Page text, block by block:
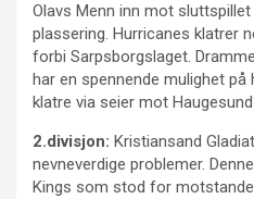
Olavs Menn inn mot
plassering. Hurricanes klatrer
forbi Sarpsborgslaget.
har en spennende mulighet på
klatre via seier mot
2.divisjon: Kristiansand
nevneverdige problemer.
Kings som stod for